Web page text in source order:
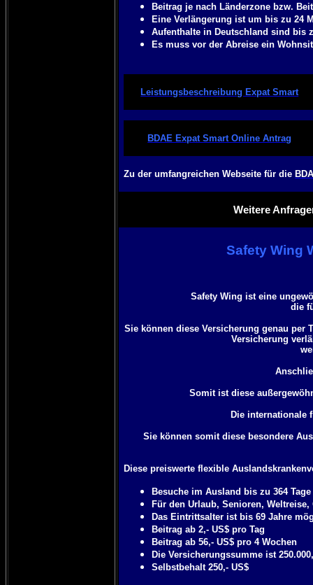
Beitrag je nach Länderzone bzw.
Eine Verlängerung ist um bis zu 24
Aufenthalte in Deutschland sind bis
Es muss vor der Abreise ein
Leistungsbeschreibung Expat Smart
BDAE Expat Smart Online Antrag
Zu der umfangreichen Webseite für die
Weitere
Safety Wing
Safety Wing ist eine
die
Sie können diese Versicherung genau per
Versicherung
Somit ist diese
Die internationale
Sie können somit diese besondere
Diese preiswerte flexible
Besuche im Ausland bis zu 364
Für den Urlaub, Senioren,
Das Eintrittsalter ist bis 69 Jahre
Beitrag ab 2,- US$ pro Tag
Beitrag ab 56,- US$ pro 4 Wochen
Die Versicherungssumme ist
Selbstbehalt 250,- US$